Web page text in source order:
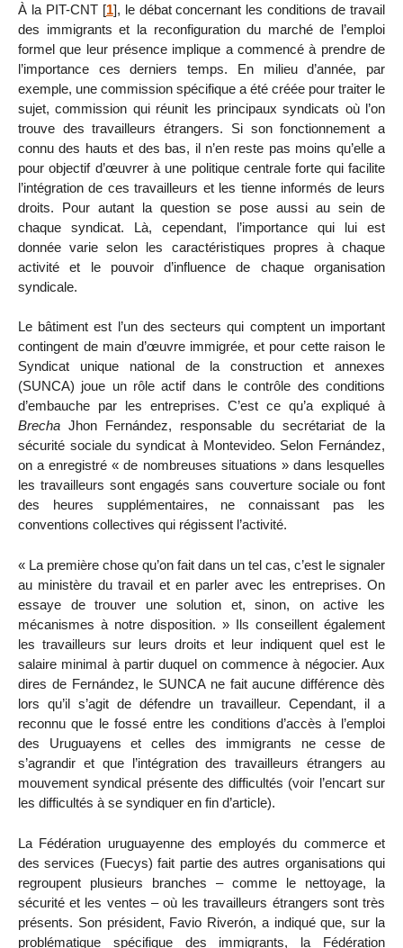
À la PIT-CNT[1], le débat concernant les conditions de travail
des immigrants et la reconfiguration du marché de l’emploi
formel que leur présence implique a commencé à prendre de
l’importance ces derniers temps. En milieu d’année, par
exemple, une commission spécifique a été créée pour traiter le
sujet, commission qui réunit les principaux syndicats où l’on
trouve des travailleurs étrangers. Si son fonctionnement a
connu des hauts et des bas, il n’en reste pas moins qu’elle a
pour objectif d’œuvrer à une politique centrale forte qui facilite
l’intégration de ces travailleurs et les tienne informés de leurs
droits. Pour autant la question se pose aussi au sein de
chaque syndicat. Là, cependant, l’importance qui lui est
donnée varie selon les caractéristiques propres à chaque
activité et le pouvoir d’influence de chaque organisation
syndicale.
Le bâtiment est l’un des secteurs qui comptent un important
contingent de main d’œuvre immigrée, et pour cette raison le
Syndicat unique national de la construction et annexes
(SUNCA) joue un rôle actif dans le contrôle des conditions
d’embauche par les entreprises. C’est ce qu’a expliqué à
Brecha Jhon Fernández, responsable du secrétariat de la
sécurité sociale du syndicat à Montevideo. Selon Fernández,
on a enregistré « de nombreuses situations » dans lesquelles
les travailleurs sont engagés sans couverture sociale ou font
des heures supplémentaires, ne connaissant pas les
conventions collectives qui régissent l’activité.
« La première chose qu’on fait dans un tel cas, c’est le signaler
au ministère du travail et en parler avec les entreprises. On
essaye de trouver une solution et, sinon, on active les
mécanismes à notre disposition. » Ils conseillent également
les travailleurs sur leurs droits et leur indiquent quel est le
salaire minimal à partir duquel on commence à négocier. Aux
dires de Fernández, le SUNCA ne fait aucune différence dès
lors qu’il s’agit de défendre un travailleur. Cependant, il a
reconnu que le fossé entre les conditions d’accès à l’emploi
des Uruguayens et celles des immigrants ne cesse de
s’agrandir et que l’intégration des travailleurs étrangers au
mouvement syndical présente des difficultés (voir l’encart sur
les difficultés à se syndiquer en fin d’article).
La Fédération uruguayenne des employés du commerce et
des services (Fuecys) fait partie des autres organisations qui
regroupent plusieurs branches – comme le nettoyage, la
sécurité et les ventes – où les travailleurs étrangers sont très
présents. Son président, Favio Riverón, a indiqué que, sur la
problématique spécifique des immigrants, la Fédération